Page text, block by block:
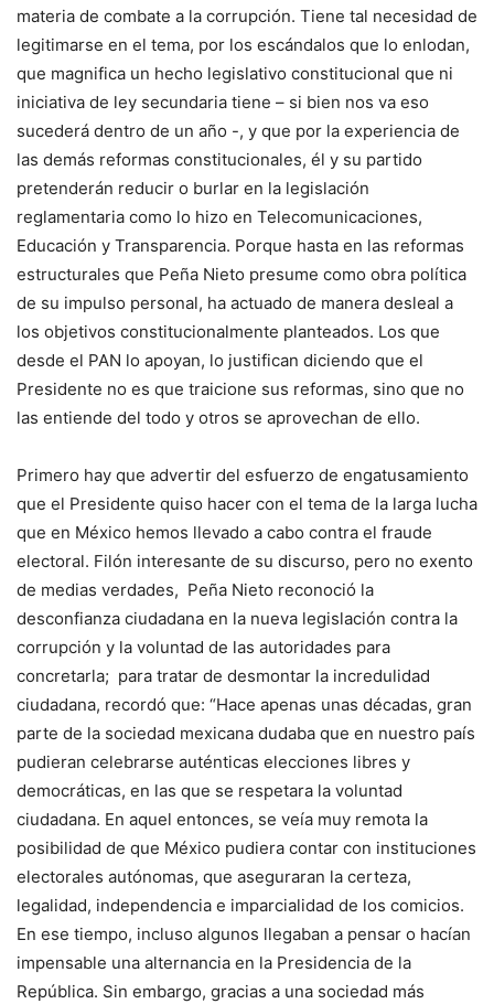
materia de combate a la corrupción. Tiene tal necesidad de
legitimarse en el tema, por los escándalos que lo enlodan,
que magnifica un hecho legislativo constitucional que ni
iniciativa de ley secundaria tiene – si bien nos va eso
sucederá dentro de un año -, y que por la experiencia de
las demás reformas constitucionales, él y su partido
pretenderán reducir o burlar en la legislación
reglamentaria como lo hizo en Telecomunicaciones,
Educación y Transparencia. Porque hasta en las reformas
estructurales que Peña Nieto presume como obra política
de su impulso personal, ha actuado de manera desleal a
los objetivos constitucionalmente planteados. Los que
desde el PAN lo apoyan, lo justifican diciendo que el
Presidente no es que traicione sus reformas, sino que no
las entiende del todo y otros se aprovechan de ello.
Primero hay que advertir del esfuerzo de engatusamiento
que el Presidente quiso hacer con el tema de la larga lucha
que en México hemos llevado a cabo contra el fraude
electoral. Filón interesante de su discurso, pero no exento
de medias verdades, Peña Nieto reconoció la
desconfianza ciudadana en la nueva legislación contra la
corrupción y la voluntad de las autoridades para
concretarla; para tratar de desmontar la incredulidad
ciudadana, recordó que: “Hace apenas unas décadas, gran
parte de la sociedad mexicana dudaba que en nuestro país
pudieran celebrarse auténticas elecciones libres y
democráticas, en las que se respetara la voluntad
ciudadana. En aquel entonces, se veía muy remota la
posibilidad de que México pudiera contar con instituciones
electorales autónomas, que aseguraran la certeza,
legalidad, independencia e imparcialidad de los comicios.
En ese tiempo, incluso algunos llegaban a pensar o hacían
impensable una alternancia en la Presidencia de la
República. Sin embargo, gracias a una sociedad más